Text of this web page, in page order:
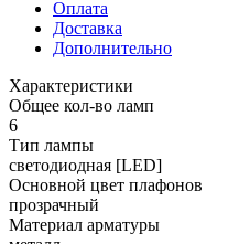
Оплата
Доставка
Дополнительно
Характеристики
Общее кол-во ламп
6
Тип лампы
светодиодная [LED]
Основной цвет плафонов
прозрачный
Материал арматуры